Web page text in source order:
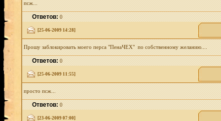
псж...
Ответов:0
[25-06-2009 14:28]
Прошу заблокировать моего перса "ПенаЧЕХ" по собственному желанию....
Ответов:0
[25-06-2009 11:55]
просто псж...
Ответов:0
[23-06-2009 07:00]